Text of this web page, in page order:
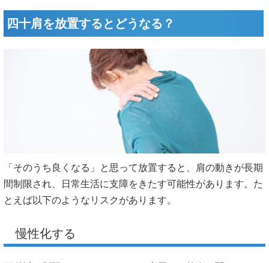
四十肩を放置するとどうなる？
「そのうち良くなる」と思って放置すると、肩の動きが長期
間制限され、日常生活に支障をきたす可能性があります。た
とえば以下のようなリスクがあります。
慢性化する